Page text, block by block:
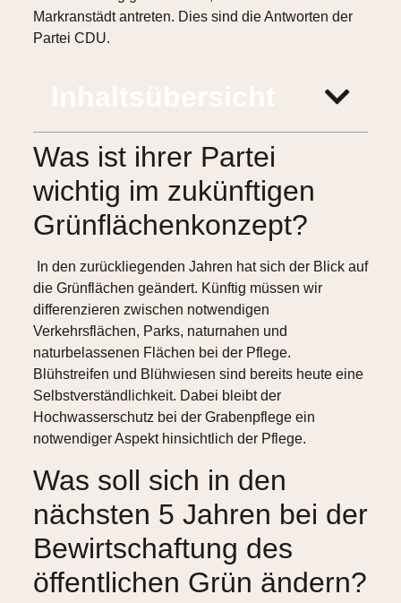
Markranstädt antreten. Dies sind die Antworten der
Partei CDU.
Was ist ihrer Partei
wichtig im zukünftigen
Grünflächenkonzept?
In den zurückliegenden Jahren hat sich der Blick auf
die Grünflächen geändert. Künftig müssen wir
differenzieren zwischen notwendigen
Verkehrsflächen, Parks, naturnahen und
naturbelassenen Flächen bei der Pflege.
Blühstreifen und Blühwiesen sind bereits heute eine
Selbstverständlichkeit. Dabei bleibt der
Hochwasserschutz bei der Grabenpflege ein
notwendiger Aspekt hinsichtlich der Pflege.
Was soll sich in den
nächsten 5 Jahren bei der
Bewirtschaftung des
öffentlichen Grün ändern?